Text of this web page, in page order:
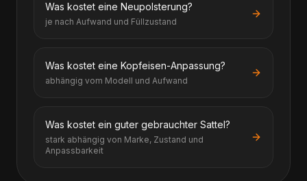
Was kostet eine Neupolsterung?
je nach Aufwand und Füllzustand
Was kostet eine Kopfeisen-Anpassung?
abhängig vom Modell und Aufwand
Was kostet ein guter gebrauchter Sattel?
stark abhängig von Marke, Zustand und
Anpassbarkeit